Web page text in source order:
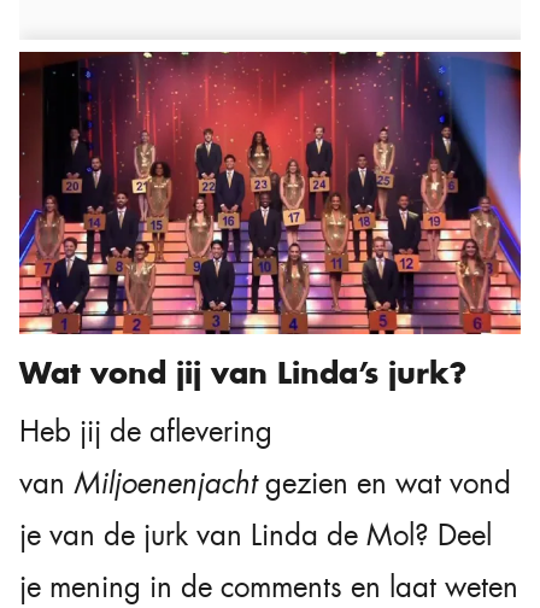
Wat vond jij van Linda’s jurk?
Heb jij de aflevering
van Miljoenenjachtgezien en wat vond
je van de jurk van Linda de Mol? Deel
je mening in de comments en laat weten